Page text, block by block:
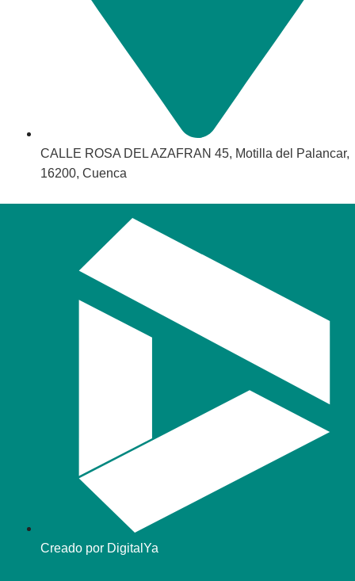
CALLE ROSA DEL AZAFRAN 45, Motilla del Palancar,
16200, Cuenca
Creado por DigitalYa